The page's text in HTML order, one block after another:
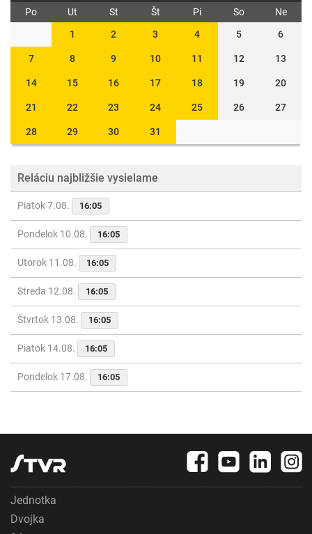
Po Ut St Št Pi So
Ne
1
2 3 4 5 6
7 8 9 10 11 12 13
14 15 16 17 18 19 20
21 22 23 24 25 26 27
28 29 30 31
Reláciu najbližšie vysielame
Piatok 7.08. 16:05
Pondelok 10.08. 16:05
Utorok 11.08. 16:05
Streda 12.08. 16:05
Štvrtok 13.08. 16:05
Piatok 14.08. 16:05
Pondelok 17.08. 16:05
Jednotka
Dvojka